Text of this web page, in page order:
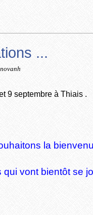
...
9 septembre à Thiais .
la
qui vont bientôt se